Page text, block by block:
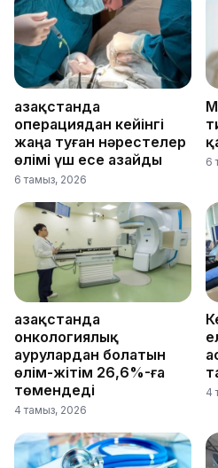
Қазақстанда
операциядан кейінгі
жаңа туған нәрестелер
өлімі үш есе азайды
6 тамыз, 2026
6
Қазақстанда
онкологиялық
аурулардан болатын
өлім-жітім 26,6%-ға
төмендеді
4 тамыз, 2026
4